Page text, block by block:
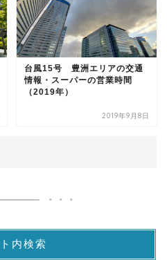
台風15号 豊洲エリアの交通
情報・スーパーの営業時間
（2019年）
2019年9月8日
内検索